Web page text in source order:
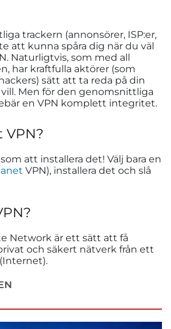
trackern (annonsörer, ISP:er,
att kunna spåra dig när du väl
Naturligtvis, som med all
har kraftfulla aktörer (som
sätt att ta reda på din
Men för den genomsnittliga
en VPN komplett integritet.
VPN?
att installera det! Välj bara en
VPN), installera det och slå
Network är ett sätt att få
och säkert nätverk från ett